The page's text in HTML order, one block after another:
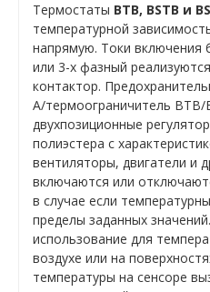
Термостаты BTB, BSTB и
температурной
напрямую. Токи включения
или 3-х фазный
контактор.
A/термоограничитель BTB/
двухпозиционные
полиэстера с
вентиляторы, двигатели и
включаются или
в случае если
пределы заданных
использование для
воздухе или на
температуры на сенсоре